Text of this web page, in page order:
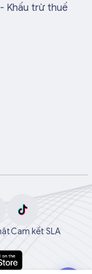
- Khấu trừ thuế
Cam kết SLA